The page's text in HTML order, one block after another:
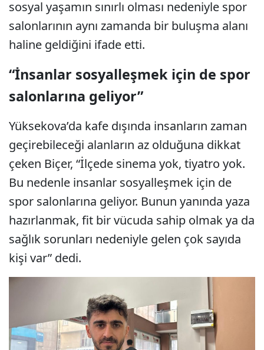
sosyal yaşamın sınırlı olması nedeniyle spor
salonlarının aynı zamanda bir buluşma alanı
haline geldiğini ifade etti.
“İnsanlar sosyalleşmek için de spor
salonlarına geliyor”
Yüksekova’da kafe dışında insanların zaman
geçirebileceği alanların az olduğuna dikkat
çeken Biçer, “İlçede sinema yok, tiyatro yok.
Bu nedenle insanlar sosyalleşmek için de
spor salonlarına geliyor. Bunun yanında yaza
hazırlanmak, fit bir vücuda sahip olmak ya da
sağlık sorunları nedeniyle gelen çok sayıda
kişi var” dedi.